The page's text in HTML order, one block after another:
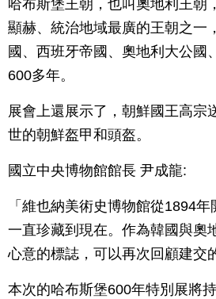
哈布斯堡王朝，也叫奧地利王朝
顯赫、統治地域最廣的王朝之一
國、西班牙帝國、奧地利大公國
600多年。
展會上還展示了，朝鮮國王高宗
世的朝鮮盔甲和頭盔。
國立中央博物館館長 尹成龍:
「維也納美術史博物館從1894年
一直珍藏到現在。作為韓國與奧
心意的標誌，可以再次回顧建交
本次的哈布斯堡600年特別展將